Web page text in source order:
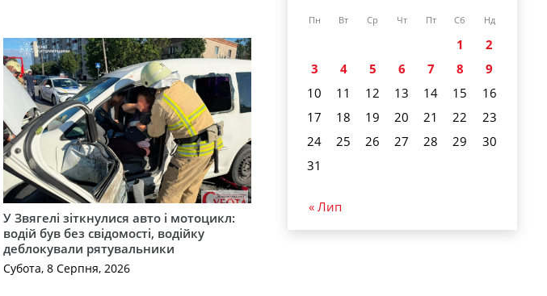
У Звягелі зіткнулися авто і мотоцикл:
водій був без свідомості, водійку
деблокували рятувальники
Субота, 8 Серпня, 2026
Пн Вт Ср Чт Пт Сб Нд
1
2
3
4 5 6 7 8
9
10
11 12 13 14 15
16
17
18 19 20 21 22
23
24
25 26 27 28 29
30
31
« Лип